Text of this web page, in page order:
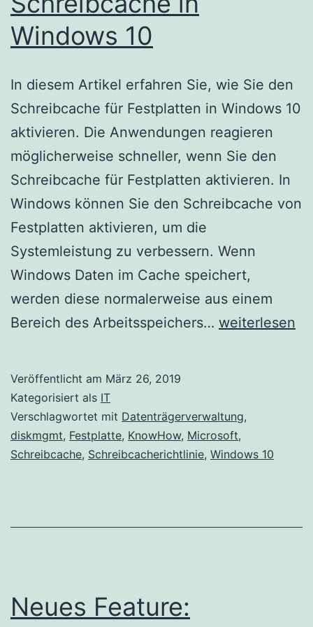
Windows 10
In diesem Artikel erfahren Sie, wie Sie den
Schreibcache für Festplatten in Windows 10
aktivieren. Die Anwendungen reagieren
möglicherweise schneller, wenn Sie den
Schreibcache für Festplatten aktivieren. In
Windows können Sie den Schreibcache von
Festplatten aktivieren, um die
Systemleistung zu verbessern. Wenn
Windows Daten im Cache speichert,
werden diese normalerweise aus einem
Bereich des Arbeitsspeichers… Aktivieren
Windows
10
weiterlesen
Veröffentlicht am März 26, 2019
Kategorisiert als IT
Verschlagwortet mit Datenträgerverwaltung,
diskmgmt, Festplatte, KnowHow, Microsoft,
Schreibcache, Schreibcacherichtlinie, Windows 10
Neues Feature: